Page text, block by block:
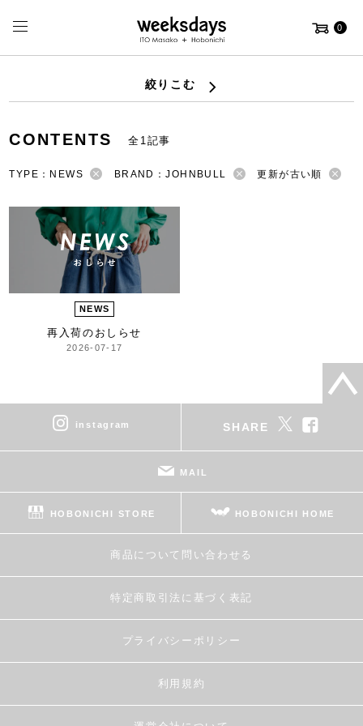
0
絞りこむ
CONTENTS 全1記事
TYPE：NEWS BRAND：JOHNBULL 更新が古い順
NEWS
再入荷のおしらせ
2026-07-17
instagram SHARE
MAIL
HOBONICHI STORE HOBONICHI HOME
商品について問い合わせる
特定商取引法に基づく表記
プライバシーポリシー
利用規約